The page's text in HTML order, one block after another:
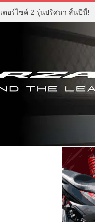
เตอร์ไซค์ 2 รุ่นปริศนา สิ้นปีนี้!